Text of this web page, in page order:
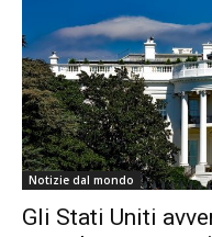
Notizie dal mondo
Gli Stati Uniti